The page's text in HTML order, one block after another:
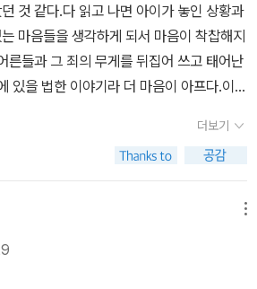
것 같다.다 읽고 나면 아이가 놓인 상황과
마음들을 생각하게 되서 마음이 착찹해지
른들과 그 죄의 무게를 뒤집어 쓰고 태어난
있을 법한 이야기라 더 마음이 아프다.이
발현되는 시기는 몇살부터일까. 그 시기심
에서 사라질수 있을까. 맛있는 아이스크림
의 쓴맛이 남은아포카토 같은 소설이었
더보기